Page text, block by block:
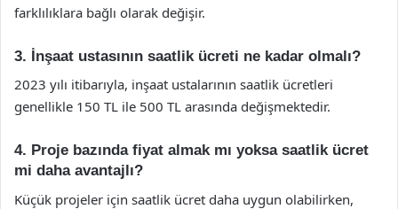
farklılıklara bağlı olarak değişir.
3. İnşaat ustasının saatlik ücreti ne kadar olmalı?
2023 yılı itibarıyla, inşaat ustalarının saatlik ücretleri
genellikle 150 TL ile 500 TL arasında değişmektedir.
4. Proje bazında fiyat almak mı yoksa saatlik ücret
mi daha avantajlı?
Küçük projeler için saatlik ücret daha uygun olabilirken,